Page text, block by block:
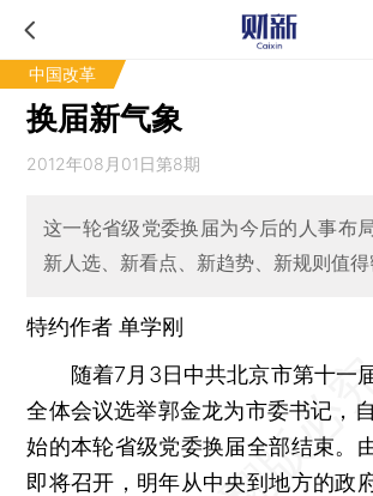
中国改革
换届新气象
2012年08月01日第8期
这一轮省级党委换届为今后的人事布
新人选、新看点、新趋势、新规则值
特约作者 单学刚
随着7月3日中共北京市第十一
全体会议选举郭金龙为市委书记，
始的本轮省级党委换届全部结束。
即将召开，明年从中央到地方的政